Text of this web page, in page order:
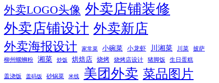
外卖LOGO头像 外卖店铺装修
外卖店铺设计 外卖新店
外卖海报设计 家常菜 小碗菜 小龙虾 川湘菜 川菜
披萨
柳州螺蛳粉
湘菜 炒饭 烘焙店 烧烤 烧烤店设计 猪脚饭 生日蛋糕
盖浇饭 盖码饭 砂锅菜 米线 美团外卖 菜品图片